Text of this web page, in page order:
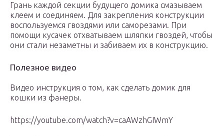
Грань каждой секции будущего домика смазываем
клеем и соединяем. Для закрепления конструкции
воспользуемся гвоздями или саморезами. При
помощи кусачек отхватываем шляпки гвоздей, чтобы
они стали незаметны и забиваем их в конструкцию.
Полезное видео
Видео инструкция о том, как сделать домик для
кошки из фанеры.
https://youtube.com/watch?v=caAWzhGIWmY